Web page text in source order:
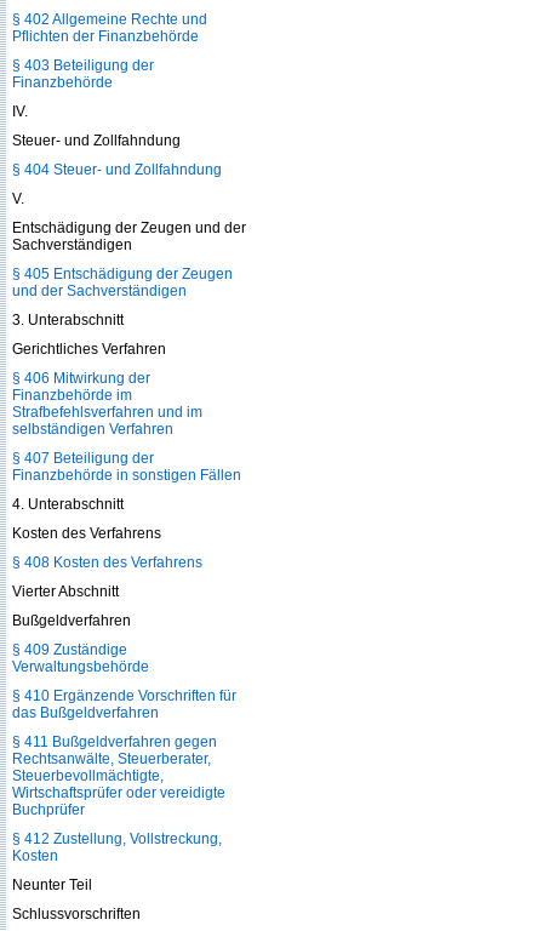
§ 402 Allgemeine Rechte und
Pflichten der Finanzbehörde
§ 403 Beteiligung der
Finanzbehörde
IV.
Steuer- und Zollfahndung
§ 404 Steuer- und Zollfahndung
V.
Entschädigung der Zeugen und der
Sachverständigen
§ 405 Entschädigung der Zeugen
und der Sachverständigen
3. Unterabschnitt
Gerichtliches Verfahren
§ 406 Mitwirkung der
Finanzbehörde im
Strafbefehlsverfahren und im
selbständigen Verfahren
§ 407 Beteiligung der
Finanzbehörde in sonstigen Fällen
4. Unterabschnitt
Kosten des Verfahrens
§ 408 Kosten des Verfahrens
Vierter Abschnitt
Bußgeldverfahren
§ 409 Zuständige
Verwaltungsbehörde
§ 410 Ergänzende Vorschriften für
das Bußgeldverfahren
§ 411 Bußgeldverfahren gegen
Rechtsanwälte, Steuerberater,
Steuerbevollmächtigte,
Wirtschaftsprüfer oder vereidigte
Buchprüfer
§ 412 Zustellung, Vollstreckung,
Kosten
Neunter Teil
Schlussvorschriften